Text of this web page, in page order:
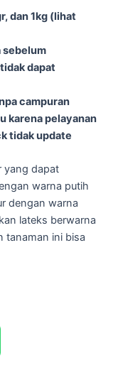
dan 1kg (lihat
sebelum
dapat
campuran
karena pelayanan
tidak update
yang dapat
warna putih
dengan warna
lateks berwarna
tanaman ini bisa